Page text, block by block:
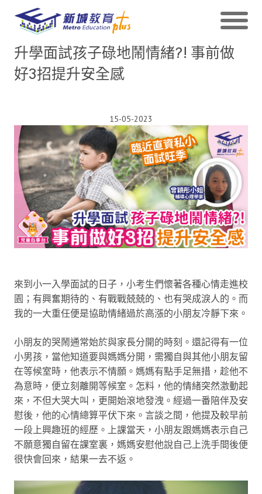
升學面試孩子碌地鬧情緒?! 事前做
好3招提升安全感
15-05-2023
來到小一入學面試的日子，小考生們懷著各種心情走進校
園；有興奮期待的、有戰戰兢兢的、也有哭成淚人的。而
我的一大重任便是協助情緒過於高漲的小朋友冷靜下來。
小朋友的哭鬧通常始於與家長分開的時刻。還記得有一位
小男孩，當他知道要與媽媽分開，需獨自與其他小朋友留
在等候室時，他表示不情願。媽媽有點手足無措，趁他不
為意時，便立刻離開等候室。怎料，他的情緒突然激動起
來，不但大哭大叫，更開始滾地發洩。經過一番陪伴及安
慰後，他的心情總算平伏下來。言談之間，他提及較早前
一段上興趣班的經歷。上課當天，小朋友跟媽媽表示自己
不願意獨自留在課室裏，媽媽安慰他說自己上洗手間後便
很快會回來，結果一去不返。